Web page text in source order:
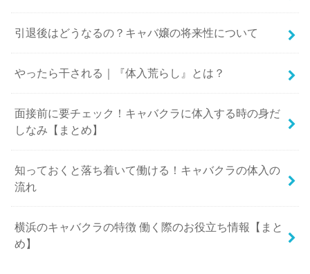
引退後はどうなるの？キャバ嬢の将来性について
やったら干される｜『体入荒らし』とは？
面接前に要チェック！キャバクラに体入する時の身だ
しなみ【まとめ】
知っておくと落ち着いて働ける！キャバクラの体入の
流れ
横浜のキャバクラの特徴 働く際のお役立ち情報【まと
め】